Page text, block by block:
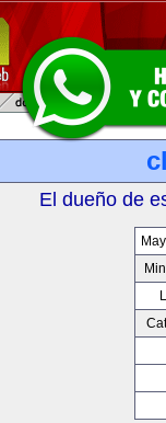
El dueño de